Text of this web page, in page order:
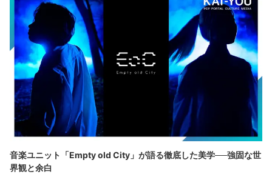
音楽ユニット「Empty old City」が語る徹底した美学──強固な世
界観と余白